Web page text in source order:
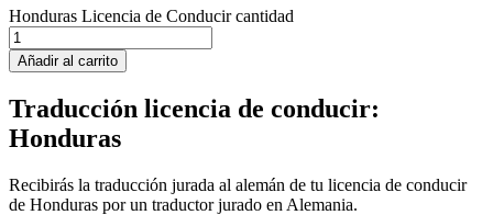
Honduras Licencia de Conducir cantidad
Añadir al carrito
Traducción licencia de conducir:
Honduras
Recibirás la traducción jurada al alemán de tu licencia de conducir
de Honduras por un traductor jurado en Alemania.